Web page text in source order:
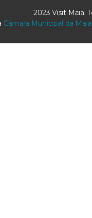
2023 Visit Maia.
Câmara Municipal da Maia